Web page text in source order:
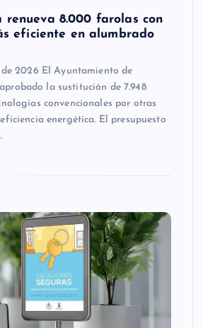
renueva 8.000 farolas con
eficiente en alumbrado
2026 El Ayuntamiento de
la sustitución de 7.948
convencionales por otras
energética. El presupuesto